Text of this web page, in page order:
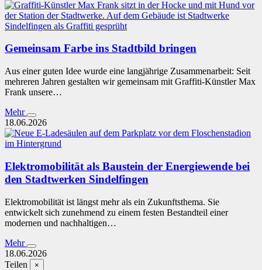
Gemeinsam Farbe ins Stadtbild bringen
Aus einer guten Idee wurde eine langjährige Zusammenarbeit: Seit
mehreren Jahren gestalten wir gemeinsam mit Graffiti-Künstler Max
Frank unsere…
Mehr
18.06.2026
Elektromobilität als Baustein der Energiewende bei
den Stadtwerken Sindelfingen
Elektromobilität ist längst mehr als ein Zukunftsthema. Sie
entwickelt sich zunehmend zu einem festen Bestandteil einer
modernen und nachhaltigen…
Mehr
18.06.2026
Teilen
×